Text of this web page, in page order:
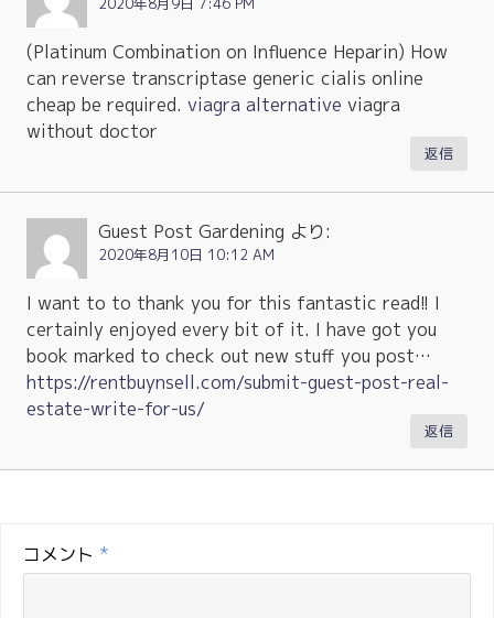
(Platinum Combination on Influence Heparin) How
can reverse transcriptase generic cialis online
cheap be required. viagra alternative viagra
without doctor
返信
Guest Post Gardening より:
2020年8月10日 10:12 AM
I want to to thank you for this fantastic read!! I
certainly enjoyed every bit of it. I have got you
book marked to check out new stuff you post…
https://rentbuynsell.com/submit-guest-post-real-
estate-write-for-us/
返信
コメント *